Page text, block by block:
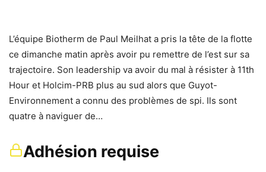
L’équipe Biotherm de Paul Meilhat a pris la tête de la flotte
ce dimanche matin après avoir pu remettre de l’est sur sa
trajectoire. Son leadership va avoir du mal à résister à 11th
Hour et Holcim-PRB plus au sud alors que Guyot-
Environnement a connu des problèmes de spi. Ils sont
quatre à naviguer de…
Adhésion requise